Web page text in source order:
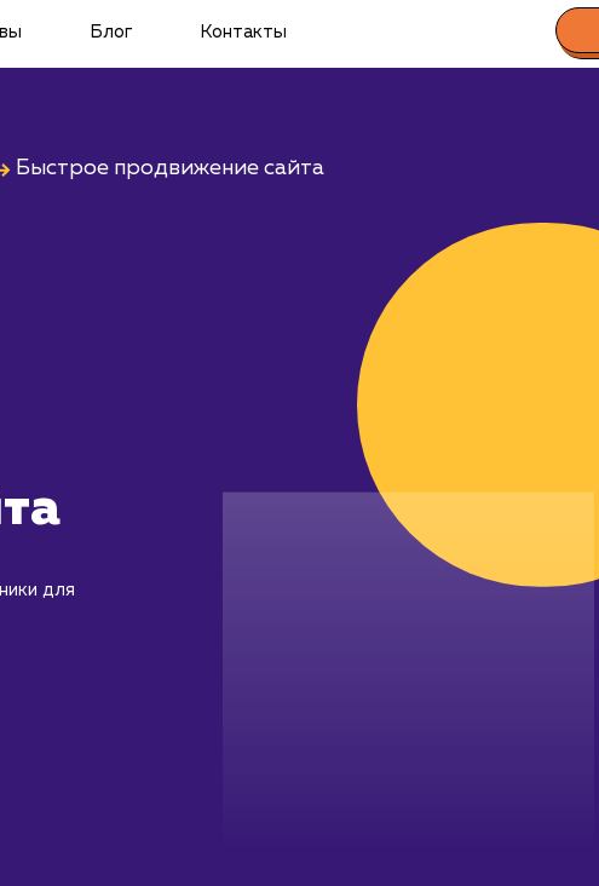
Блог Контакты
Быстрое продвижение сайта
для